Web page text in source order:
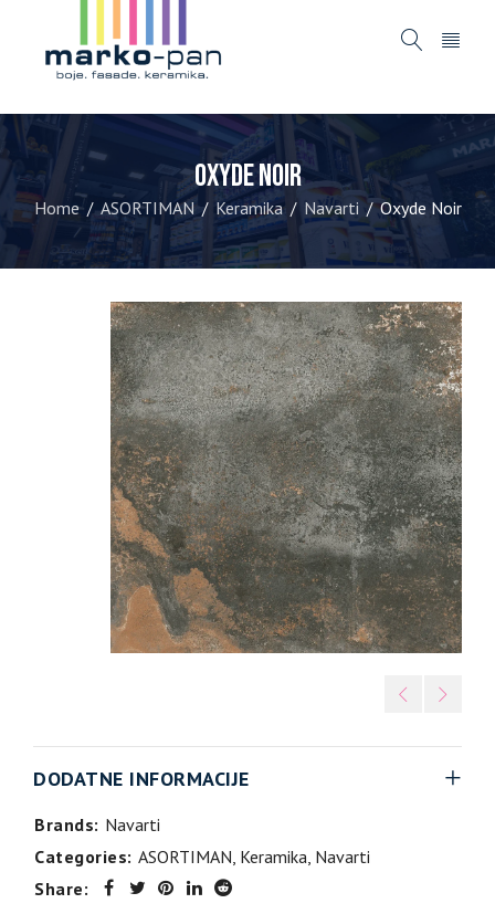
Oxyde Noir
Home / ASORTIMAN / Keramika / Navarti / Oxyde Noir
DODATNE INFORMACIJE
Brands: Navarti
Categories: ASORTIMAN, Keramika, Navarti
Share: